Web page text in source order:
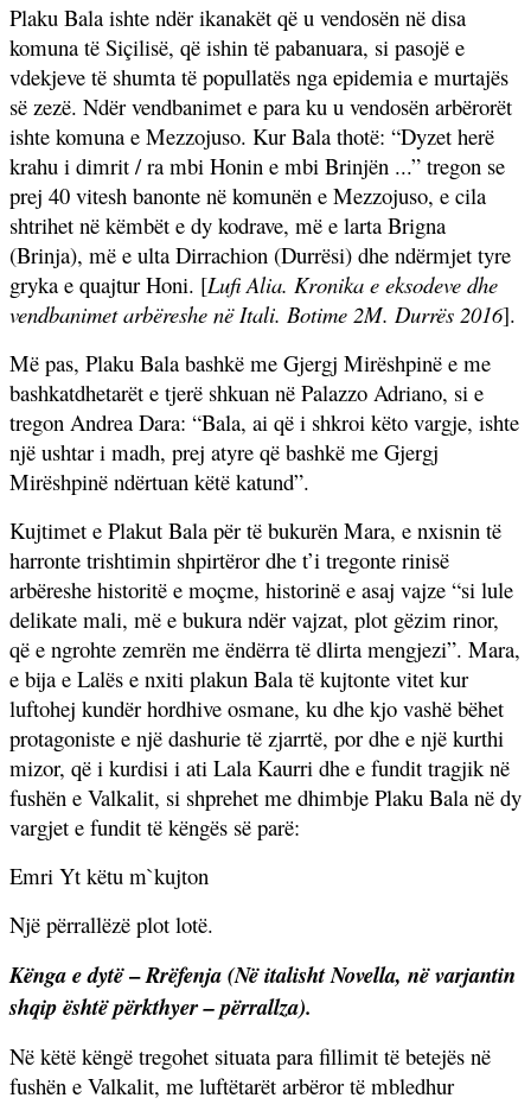
Plaku Bala ishte ndër ikanakët që u vendosën në disa
komuna të Siçilisë, që ishin të pabanuara, si pasojë e
vdekjeve të shumta të popullatës nga epidemia e murtajës
së zezë. Ndër vendbanimet e para ku u vendosën arbërorët
ishte komuna e Mezzojuso. Kur Bala thotë: “Dyzet herë
krahu i dimrit / ra mbi Honin e mbi Brinjën ...” tregon se
prej 40 vitesh banonte në komunën e Mezzojuso, e cila
shtrihet në këmbët e dy kodrave, më e larta Brigna
(Brinja), më e ulta Dirrachion (Durrësi) dhe ndërmjet tyre
gryka e quajtur Honi. [Lufi Alia. Kronika e eksodeve dhe
vendbanimet arbëreshe në Itali. Botime 2M. Durrës 2016].
Më pas, Plaku Bala bashkë me Gjergj Mirëshpinë e me
bashkatdhetarët e tjerë shkuan në Palazzo Adriano, si e
tregon Andrea Dara: “Bala, ai që i shkroi këto vargje, ishte
një ushtar i madh, prej atyre që bashkë me Gjergj
Mirëshpinë ndërtuan këtë katund”.
Kujtimet e Plakut Bala për të bukurën Mara, e nxisnin të
harronte trishtimin shpirtëror dhe t’i tregonte rinisë
arbëreshe historitë e moçme, historinë e asaj vajze “si lule
delikate mali, më e bukura ndër vajzat, plot gëzim rinor,
që e ngrohte zemrën me ëndërra të dlirta mengjezi”. Mara,
e bija e Lalës e nxiti plakun Bala të kujtonte vitet kur
luftohej kundër hordhive osmane, ku dhe kjo vashë bëhet
protagoniste e një dashurie të zjarrtë, por dhe e një kurthi
mizor, që i kurdisi i ati Lala Kaurri dhe e fundit tragjik në
fushën e Valkalit, si shprehet me dhimbje Plaku Bala në dy
vargjet e fundit të këngës së parë:
Emri Yt këtu m`kujton
Një përrallëzë plot lotë.
Kënga e dytë–Rrëfenja (Në italisht Novella, në varjantin
shqip është përkthyer – përrallza).
Në këtë këngë tregohet situata para fillimit të betejës në
fushën e Valkalit, me luftëtarët arbëror të mbledhur